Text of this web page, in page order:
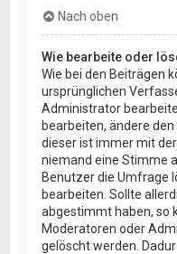
Nach oben
Wie bearbeite oder
Wie bei den Beiträgen
ursprünglichen
Administrator
bearbeiten, ändere
dieser ist immer mit
niemand eine Stimme
Benutzer die Umfrage
bearbeiten. Sollte
abgestimmt haben, so
Moderatoren oder
gelöscht werden.